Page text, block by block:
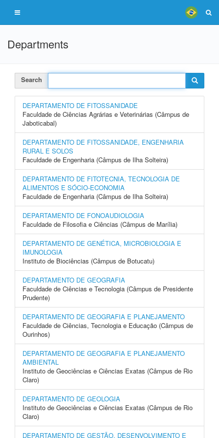
Departments
Search
DEPARTAMENTO DE FITOSSANIDADE
Faculdade de Ciências Agrárias e Veterinárias (Câmpus de
Jaboticabal)
DEPARTAMENTO DE FITOSSANIDADE, ENGENHARIA
RURAL E SOLOS
Faculdade de Engenharia (Câmpus de Ilha Solteira)
DEPARTAMENTO DE FITOTECNIA, TECNOLOGIA DE
ALIMENTOS E SÓCIO-ECONOMIA
Faculdade de Engenharia (Câmpus de Ilha Solteira)
DEPARTAMENTO DE FONOAUDIOLOGIA
Faculdade de Filosofia e Ciências (Câmpus de Marília)
DEPARTAMENTO DE GENÉTICA, MICROBIOLOGIA E
IMUNOLOGIA
Instituto de Biociências (Câmpus de Botucatu)
DEPARTAMENTO DE GEOGRAFIA
Faculdade de Ciências e Tecnologia (Câmpus de Presidente
Prudente)
DEPARTAMENTO DE GEOGRAFIA E PLANEJAMENTO
Faculdade de Ciências, Tecnologia e Educação (Câmpus de
Ourinhos)
DEPARTAMENTO DE GEOGRAFIA E PLANEJAMENTO
AMBIENTAL
Instituto de Geociências e Ciências Exatas (Câmpus de Rio
Claro)
DEPARTAMENTO DE GEOLOGIA
Instituto de Geociências e Ciências Exatas (Câmpus de Rio
Claro)
DEPARTAMENTO DE GESTÃO, DESENVOLVIMENTO E